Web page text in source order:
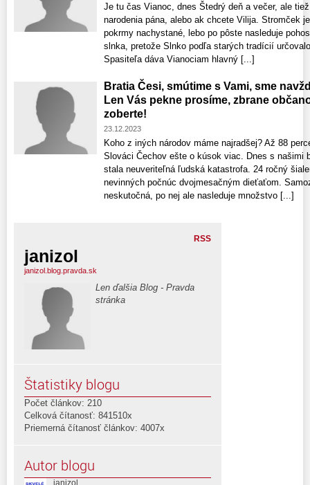
Je tu čas Vianoc, dnes Štedrý deň a večer, ale
narodenia pána, alebo ak chcete Vilija. Stromček
pokrmy nachystané, lebo po pôste nasleduje
slnka, pretože Slnko podľa starých tradícií
Spasiteľa dáva Vianociam hlavný [...]
Bratia Česi, smútime s Vami, sme
Len Vás pekne prosíme, zbrane
zoberte!
23.12.2023
Koho z iných národov máme najradšej? Až 88
Slováci Čechov ešte o kúsok viac. Dnes s našimi
stala neuveriteľná ľudská katastrofa. 24 ročný
nevinných počnúc dvojmesačným dieťaťom.
neskutočná, po nej ale nasleduje množstvo [...]
RSS
janizol
janizol.blog.pravda.sk
Len ďalšia Blog - Pravda
stránka
Štatistiky blogu
Počet článkov: 210
Celková čítanosť: 841510x
Priemerná čítanosť článkov: 4007x
Autor blogu
janizol